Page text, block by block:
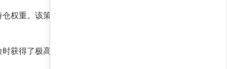
权重。该策略不仅捕捉短期动量，还通过回撤
获得了极高超额回报，远超市场平均水平，与